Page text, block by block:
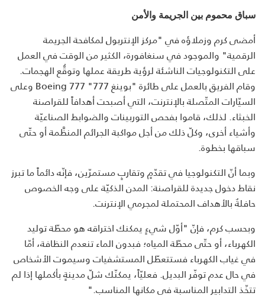
سباق محموم بين الجريمة والأمن
أمضى كرم وزملاؤه في "مركز الإنتربول لمكافحة الجريمة
الرقمية" والموجود في سنغافورة، الكثير من الوقت في العمل
على التكنولوجيات الناشئة لرؤية طريقة عملها وتوقُّع الهجمات.
وقام الفريق بالعمل على طائرة "بوينغ 777" Boeing 777 وعلى
السيّارات المتّصلة بالإنترنت، التي أصبحت أهدافاً للقراصنة
الخبثاء. لذلك، قاموا بفحص التوربينات والضوابط الصناعيّة
وأشياء أخرى، وكلّ ذلك من أجل مواكبة الجرائم المنظَّمة أو حتّى
سباقها بخطوة.
وبما أنّ التكنولوجيا في تقدّمٍ وتقاربٍ مستمرّين، فإنّه دائماً ما تبرز
نقاط دخول جديدة للقراصنة: المدن الذكيّة على وجه الخصوص
حافلةٌ بالأهداف المحتملة لمجرمي الإنترنت.
وبحسب كرم، فإنّ "أوّل شيءٍ يمكنك اختراقه هو محطّة توليد
الكهرباء، أو حتّى محطّة المياه؛ فبدون الماء تنعدم النظافة، أمّا
في غياب الكهرباء فستتعطّل المستشفيات وسيموت الأشخاص
في حال عدم توفّر البديل. فعليّاً، يمكنّك شلّ مدينةٍ بأكملها إذا لم
تتخّذ التدابير المناسبة في مكانها المناسب."